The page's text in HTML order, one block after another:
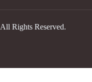
All Rights Reserved.